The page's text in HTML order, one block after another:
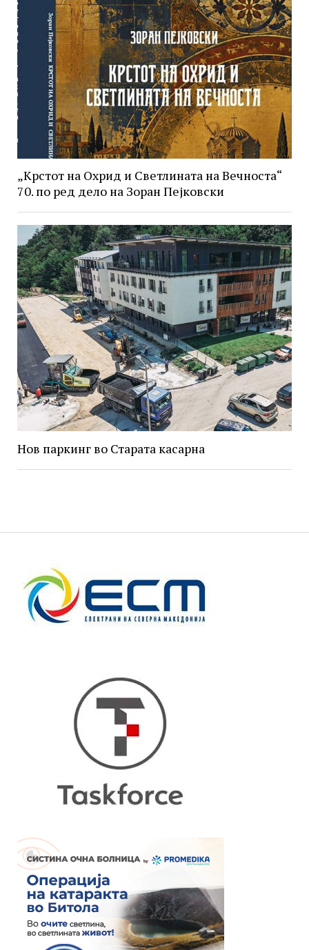
„Крстот на Охрид и Светлината на Вечноста“
70. по ред дело на Зоран Пејковски
Нов паркинг во Старата касарна